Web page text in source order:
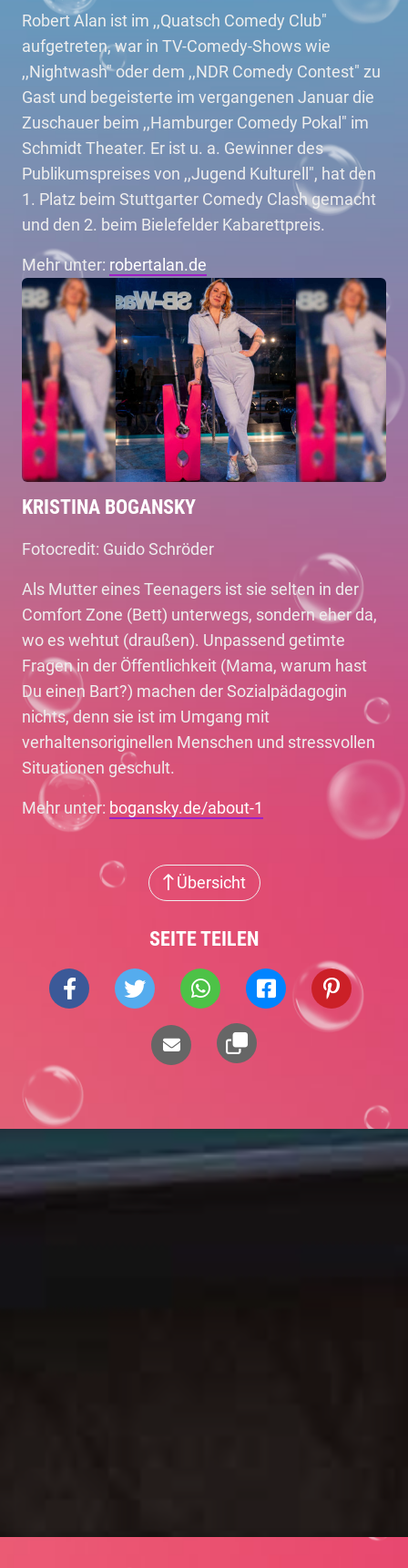
Robert Alan ist im ,,Quatsch Comedy Club"
aufgetreten, war in TV-Comedy-Shows wie
,,Nightwash" oder dem ,,NDR Comedy Contest" zu
Gast und begeisterte im vergangenen Januar die
Zuschauer beim ,,Hamburger Comedy Pokal" im
Schmidt Theater. Er ist u. a. Gewinner des
Publikumspreises von ,,Jugend Kulturell", hat den
1. Platz beim Stuttgarter Comedy Clash gemacht
und den 2. beim Bielefelder Kabarettpreis.
Mehr unter: robertalan.de
KRISTINA BOGANSKY
Fotocredit: Guido Schröder
Als Mutter eines Teenagers ist sie selten in der
Comfort Zone (Bett) unterwegs, sondern eher da,
wo es wehtut (draußen). Unpassend getimte
Fragen in der Öffentlichkeit (Mama, warum hast
Du einen Bart?) machen der Sozialpädagogin
nichts, denn sie ist im Umgang mit
verhaltensoriginellen Menschen und stressvollen
Situationen geschult.
Mehr unter: bogansky.de/about-1
Übersicht
SEITE TEILEN